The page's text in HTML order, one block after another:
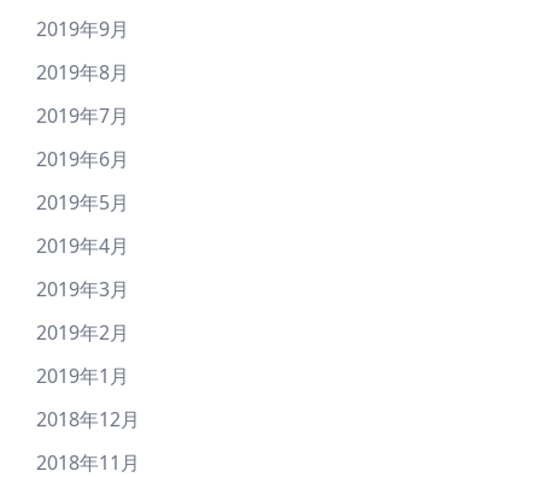
2019年9月
2019年8月
2019年7月
2019年6月
2019年5月
2019年4月
2019年3月
2019年2月
2019年1月
2018年12月
2018年11月